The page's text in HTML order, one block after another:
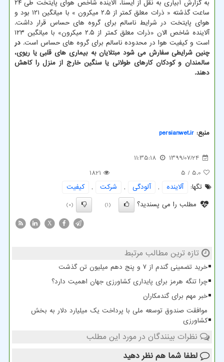
به گزارش آبیاری به نقل از ایسنا، آلاینده شاخص هوای پایتخت طی ۲۴
ساعت گذشته « ذرات معلق کمتر از ۲.۵ میکرون » با میانگین ۱۲۱ بود و
هوای پایتخت در شرایط ناسالم برای گروه های حساس قرار داشت.
آلاینده شاخص الان «ذرات معلق کمتر از ۲.۵ میکرون» با میانگین ۱۲۳
است و کیفیت هوا در محدوده ناسالم برای گروه های حساس است. در
چنین شرایطی سفارش می شود مبتلایان به بیماری های قلبی یا ریوی،
سالمندان و کودکان کارهای طولانی یا سنگین خارج از منزل را کاهش
دهند.
منبع: persianwet.ir
1399/07/24
11:35:18
5.0
/ 5
1821
تگها:
آلاینده , آلودگی , شركت ,
كیفیت
مطلب را می پسندید؟
(1)
(0)
X
تازه ترین مطالب مرتبط
خرید تضمینی گندم از ۷ و پنج دهم میلیون تن گذشت
چرا تنگه هرمز برای پایداری کشاورزی جهان اهمیت دارد؟
خبر مهم برای گندمکاران
موافقت صندوق توسعه ملی با پرداخت یک میلیارد دلار به بخش
کشاورزی
نظرات بینندگان در مورد این مطلب
لطفا شما هم نظر دهید